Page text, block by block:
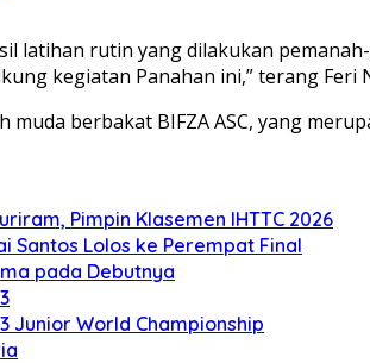
latihan rutin yang dilakukan
kegiatan Panahan ini,” terang Feri
berbakat BIFZA ASC, yang
Pimpin Klasemen IHTTC 2026
Santos Lolos ke Perempat Final
pada Debutnya
Junior World Championship